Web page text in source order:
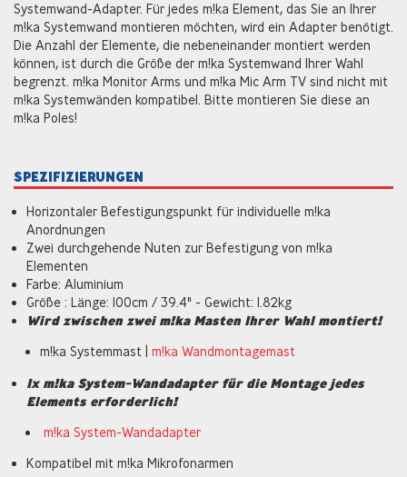
Systemwand-Adapter. Für jedes m!ka Element, das Sie an Ihrer
m!ka Systemwand montieren möchten, wird ein Adapter benötigt.
Die Anzahl der Elemente, die nebeneinander montiert werden
können, ist durch die Größe der m!ka Systemwand Ihrer Wahl
begrenzt. m!ka Monitor Arms und m!ka Mic Arm TV sind nicht mit
m!ka Systemwänden kompatibel. Bitte montieren Sie diese an
m!ka Poles!
SPEZIFIZIERUNGEN
Horizontaler Befestigungspunkt für individuelle m!ka
Anordnungen
Zwei durchgehende Nuten zur Befestigung von m!ka
Elementen
Farbe: Aluminium
Größe : Länge: 100cm / 39.4" - Gewicht: 1.82kg
Wird zwischen zwei m!ka Masten Ihrer Wahl montiert!
m!ka Systemmast | m!ka Wandmontagemast
1x m!ka System-Wandadapter für die Montage jedes
Elements erforderlich!
m!ka System-Wandadapter
Kompatibel mit m!ka Mikrofonarmen